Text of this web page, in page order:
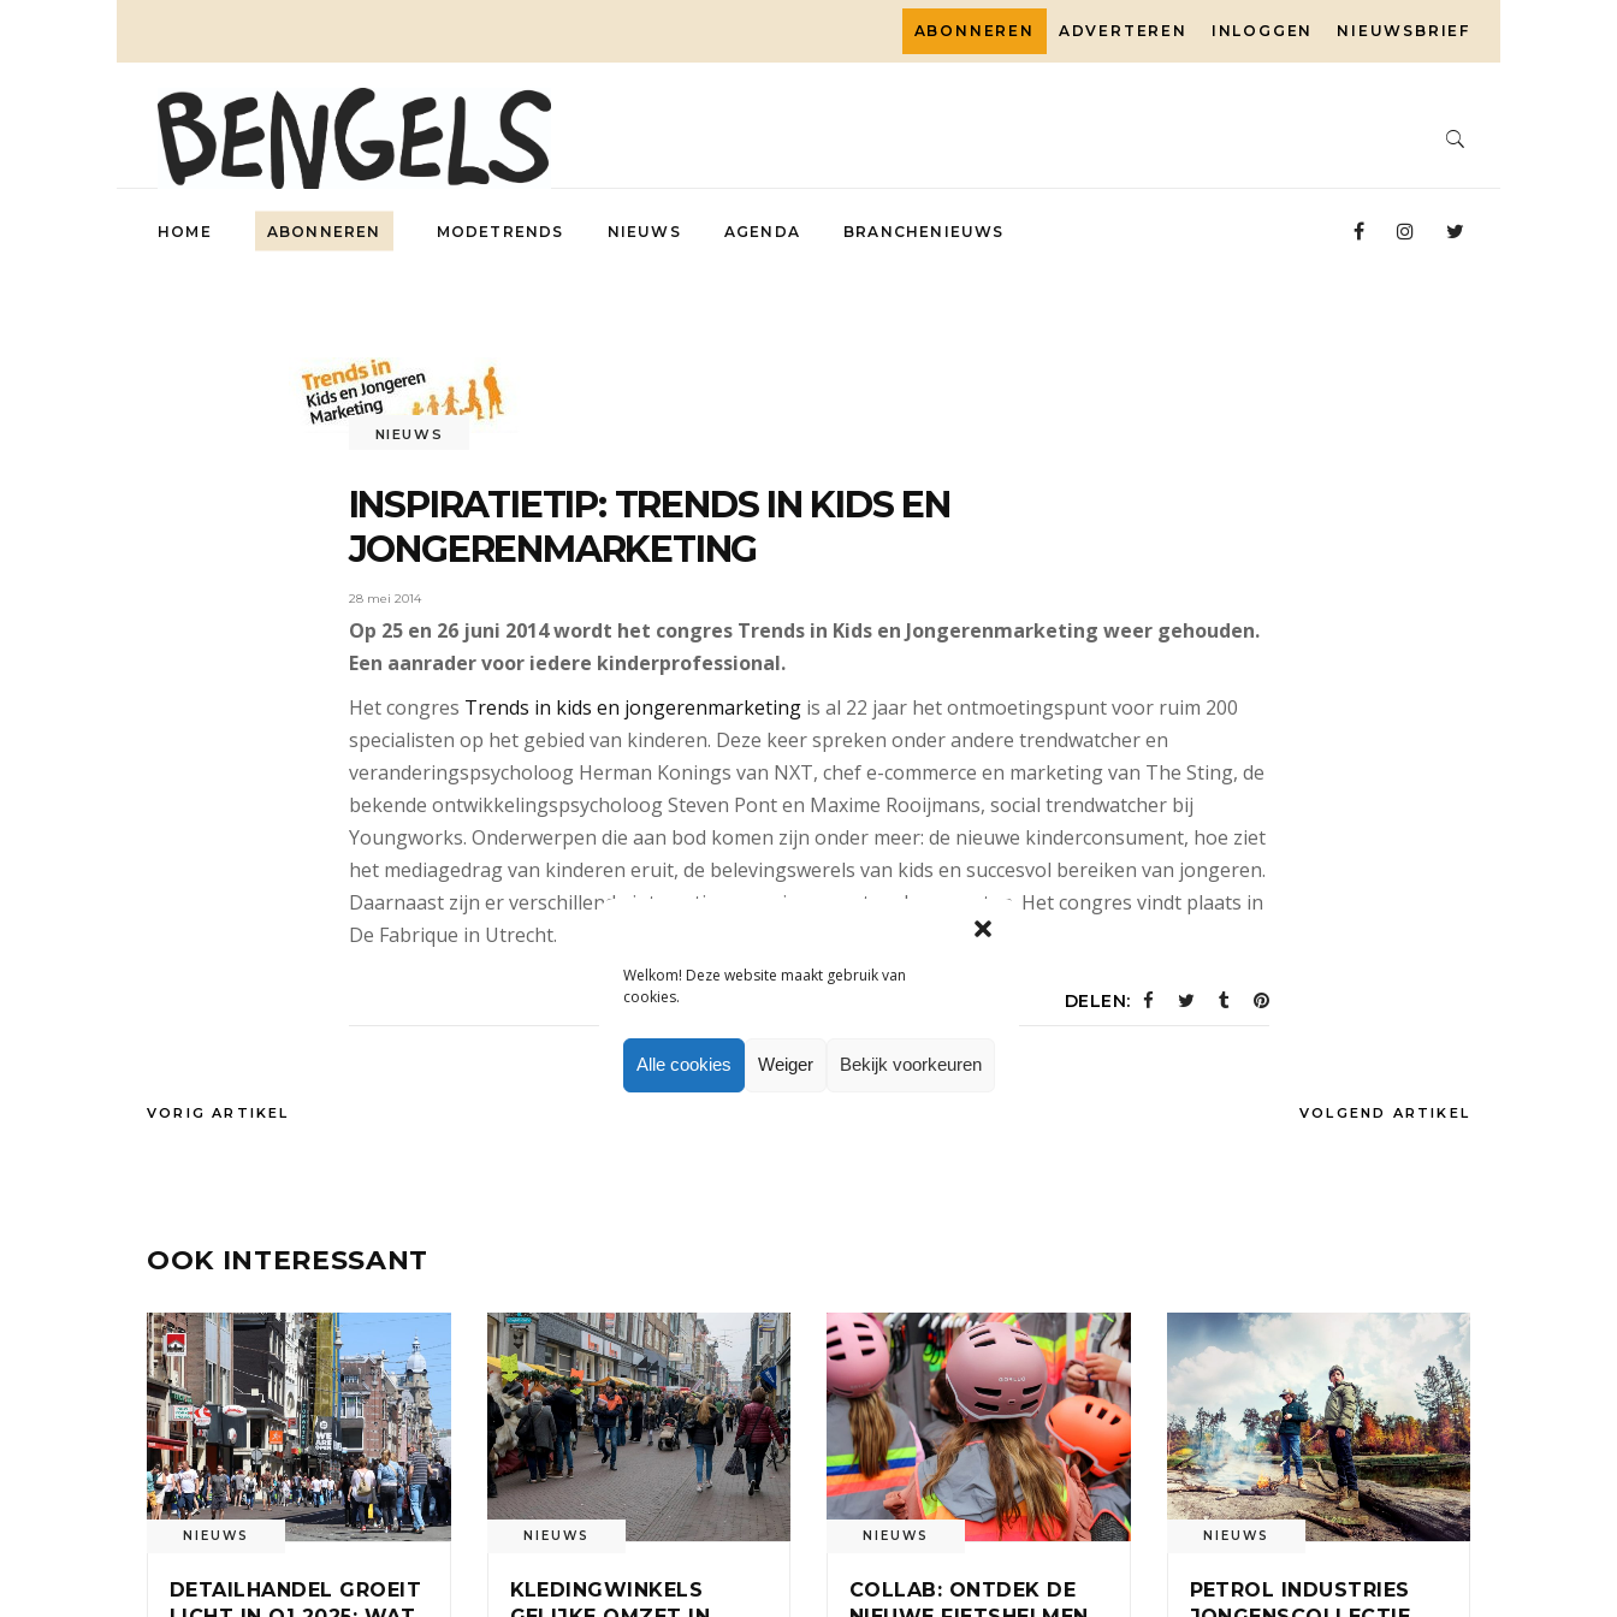
Welkom! Deze website maakt gebruik van
cookies.
Alle cookies Weiger Bekijk voorkeuren
ABONNEREN ADVERTEREN INLOGGEN NIEUWSBRIEF
HOME ABONNEREN MODETRENDS NIEUWS AGENDA BRANCHENIEUWS
NIEUWS
INSPIRATIETIP: TRENDS IN KIDS EN
JONGERENMARKETING
28 mei 2014
Op 25 en 26 juni 2014 wordt het congres Trends in Kids en Jongerenmarketing weer gehouden.
Een aanrader voor iedere kinderprofessional.
Het congres Trends in kids en jongerenmarketingis al 22 jaar het ontmoetingspunt voor ruim 200
specialisten op het gebied van kinderen. Deze keer spreken onder andere trendwatcher en
veranderingspsycholoog Herman Konings van NXT, chef e-commerce en marketing van The Sting, de
bekende ontwikkelingspsycholoog Steven Pont en Maxime Rooijmans, social trendwatcher bij
Youngworks. Onderwerpen die aan bod komen zijn onder meer: de nieuwe kinderconsument, hoe ziet
het mediagedrag van kinderen eruit, de belevingswerels van kids en succesvol bereiken van jongeren.
Daarnaast zijn er verschillende interactieve sessies en netwerkmomenten. Het congres vindt plaats in
De Fabrique in Utrecht.
DELEN:
VORIG ARTIKEL VOLGEND ARTIKEL
OOK INTERESSANT
NIEUWS
DETAILHANDEL GROEIT
NIEUWS
KLEDINGWINKELS
NIEUWS
COLLAB: ONTDEK DE
NIEUWS
PETROL INDUSTRIES